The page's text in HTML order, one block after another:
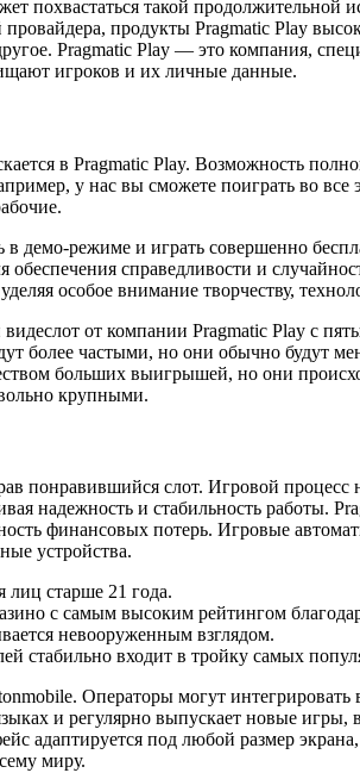
похвастаться такой
продукты Pragmatic Play
Pragmatic Play — это компания,
игроков и их личные данные.
в Pragmatic Play. Возможность
у нас вы сможете поиграть во
демо-режиме и играть совершенно
справедливости и
особое внимание творчеству,
от компании Pragmatic Play с
более частыми, но они обычно
больших выигрышей, но они
крупными.
понравившийся слот. Игровой
надежность и стабильность работы.
финансовых потерь. Игровые
устройства.
лиц старше 21 года.
с самым высоким рейтингом
невооруженным взглядом.
стабильно входит в тройку самых
Операторы могут
и регулярно выпускает новые
адаптируется под любой размер
миру.